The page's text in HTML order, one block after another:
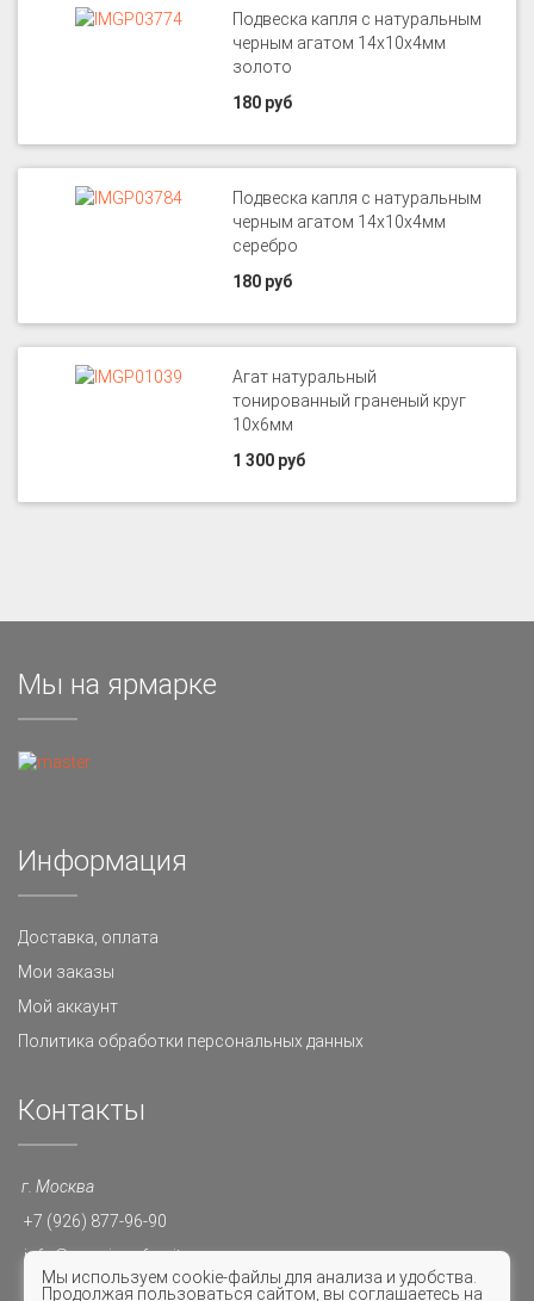
Подвеска капля с натуральным
черным агатом 14х10х4мм
золото
180 руб
Подвеска капля с натуральным
черным агатом 14х10х4мм
серебро
180 руб
Агат натуральный
тонированный граненый круг
10х6мм
1 300 руб
Мы на ярмарке
Информация
Доставка, оплата
Мои заказы
Мой аккаунт
Политика обработки персональных данных
Контакты
г. Москва
+7 (926) 877-96-90
info@premium-furnitura.ru
10-20
Мы используем cookie-файлы для анализа и удобства.
Продолжая пользоваться сайтом, вы соглашаетесь на